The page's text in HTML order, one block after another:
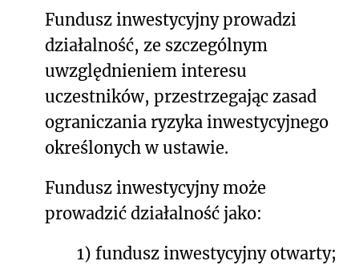
Fundusz inwestycyjny prowadzi
działalność, ze szczególnym
uwzględnieniem interesu
uczestników, przestrzegając zasad
ograniczania ryzyka inwestycyjnego
określonych w ustawie.
Fundusz inwestycyjny może
prowadzić działalność jako:
1) fundusz inwestycyjny otwarty;